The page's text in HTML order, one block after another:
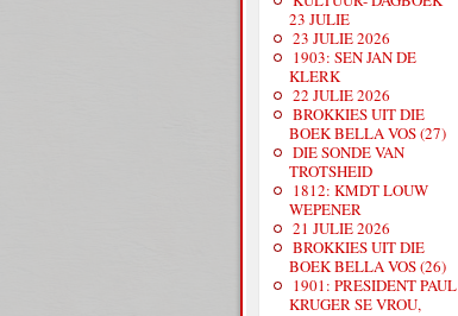
23 JULIE
23 JULIE 2026
1903: SEN JAN DE
KLERK
22 JULIE 2026
BROKKIES UIT DIE
BOEK BELLA VOS (27)
DIE SONDE VAN
TROTSHEID
1812: KMDT LOUW
WEPENER
21 JULIE 2026
BROKKIES UIT DIE
BOEK BELLA VOS (26)
1901: PRESIDENT PAUL
KRUGER SE VROU,